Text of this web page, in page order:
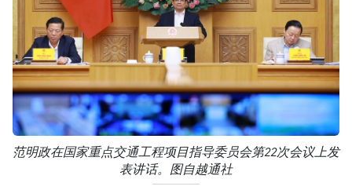
范明政在国家重点交通工程项目指导委员会第22次会议上发
表讲话。图自越通社